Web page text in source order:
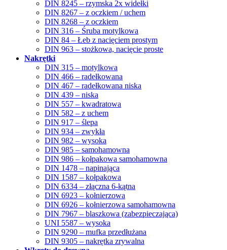
DIN 8245 – rzymska 2x widełki
DIN 8267 – z oczkiem / uchem
DIN 8268 – z oczkiem
DIN 316 – Śruba motylkowa
DIN 84 – Łeb z nacięciem prostym
DIN 963 – stożkowa, nacięcie proste
Nakrętki
DIN 315 – motylkowa
DIN 466 – radełkowana
DIN 467 – radełkowana niska
DIN 439 – niska
DIN 557 – kwadratowa
DIN 582 – z uchem
DIN 917 – ślepa
DIN 934 – zwykła
DIN 982 – wysoka
DIN 985 – samohamowna
DIN 986 – kołpakowa samohamowna
DIN 1478 – napinająca
DIN 1587 – kołpakowa
DIN 6334 – złączna 6-kątna
DIN 6923 – kołnierzowa
DIN 6926 – kołnierzowa samohamowna
DIN 7967 – blaszkowa (zabezpieczająca)
UNI 5587 – wysoka
DIN 9290 – mufka przedłużana
DIN 9305 – nakrętka zrywalna